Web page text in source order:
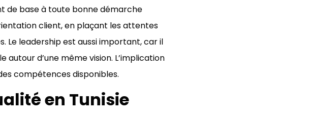
de base à toute bonne démarche
client, en plaçant les attentes
Le leadership est aussi important, car il
d’une même vision. L’implication
compétences disponibles.
en Tunisie